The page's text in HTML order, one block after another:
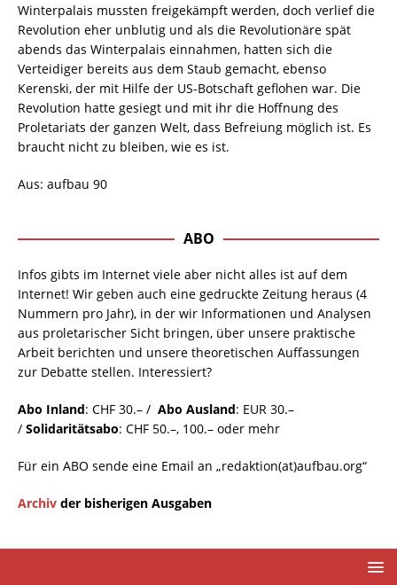
Winterpalais mussten freigekämpft werden, doch verlief die
Revolution eher unblutig und als die Revolutionäre spät
abends das Winterpalais einnahmen, hatten sich die
Verteidiger bereits aus dem Staub gemacht, ebenso
Kerenski, der mit Hilfe der US-Botschaft geflohen war. Die
Revolution hatte gesiegt und mit ihr die Hoffnung des
Proletariats der ganzen Welt, dass Befreiung möglich ist. Es
braucht nicht zu bleiben, wie es ist.
Aus: aufbau 90
ABO
Infos gibts im Internet viele aber nicht alles ist auf dem
Internet! Wir geben auch eine gedruckte Zeitung heraus (4
Nummern pro Jahr), in der wir Informationen und Analysen
aus proletarischer Sicht bringen, über unsere praktische
Arbeit berichten und unsere theoretischen Auffassungen
zur Debatte stellen. Interessiert?
Abo Inland: CHF 30.– / Abo Ausland: EUR 30.–
/ Solidaritätsabo: CHF 50.–, 100.– oder mehr
Für ein ABO sende eine Email an „redaktion(at)aufbau.org“
Archiv der bisherigen Ausgaben